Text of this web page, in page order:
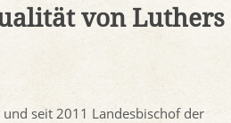
von Luthers
seit 2011 Landesbischof der